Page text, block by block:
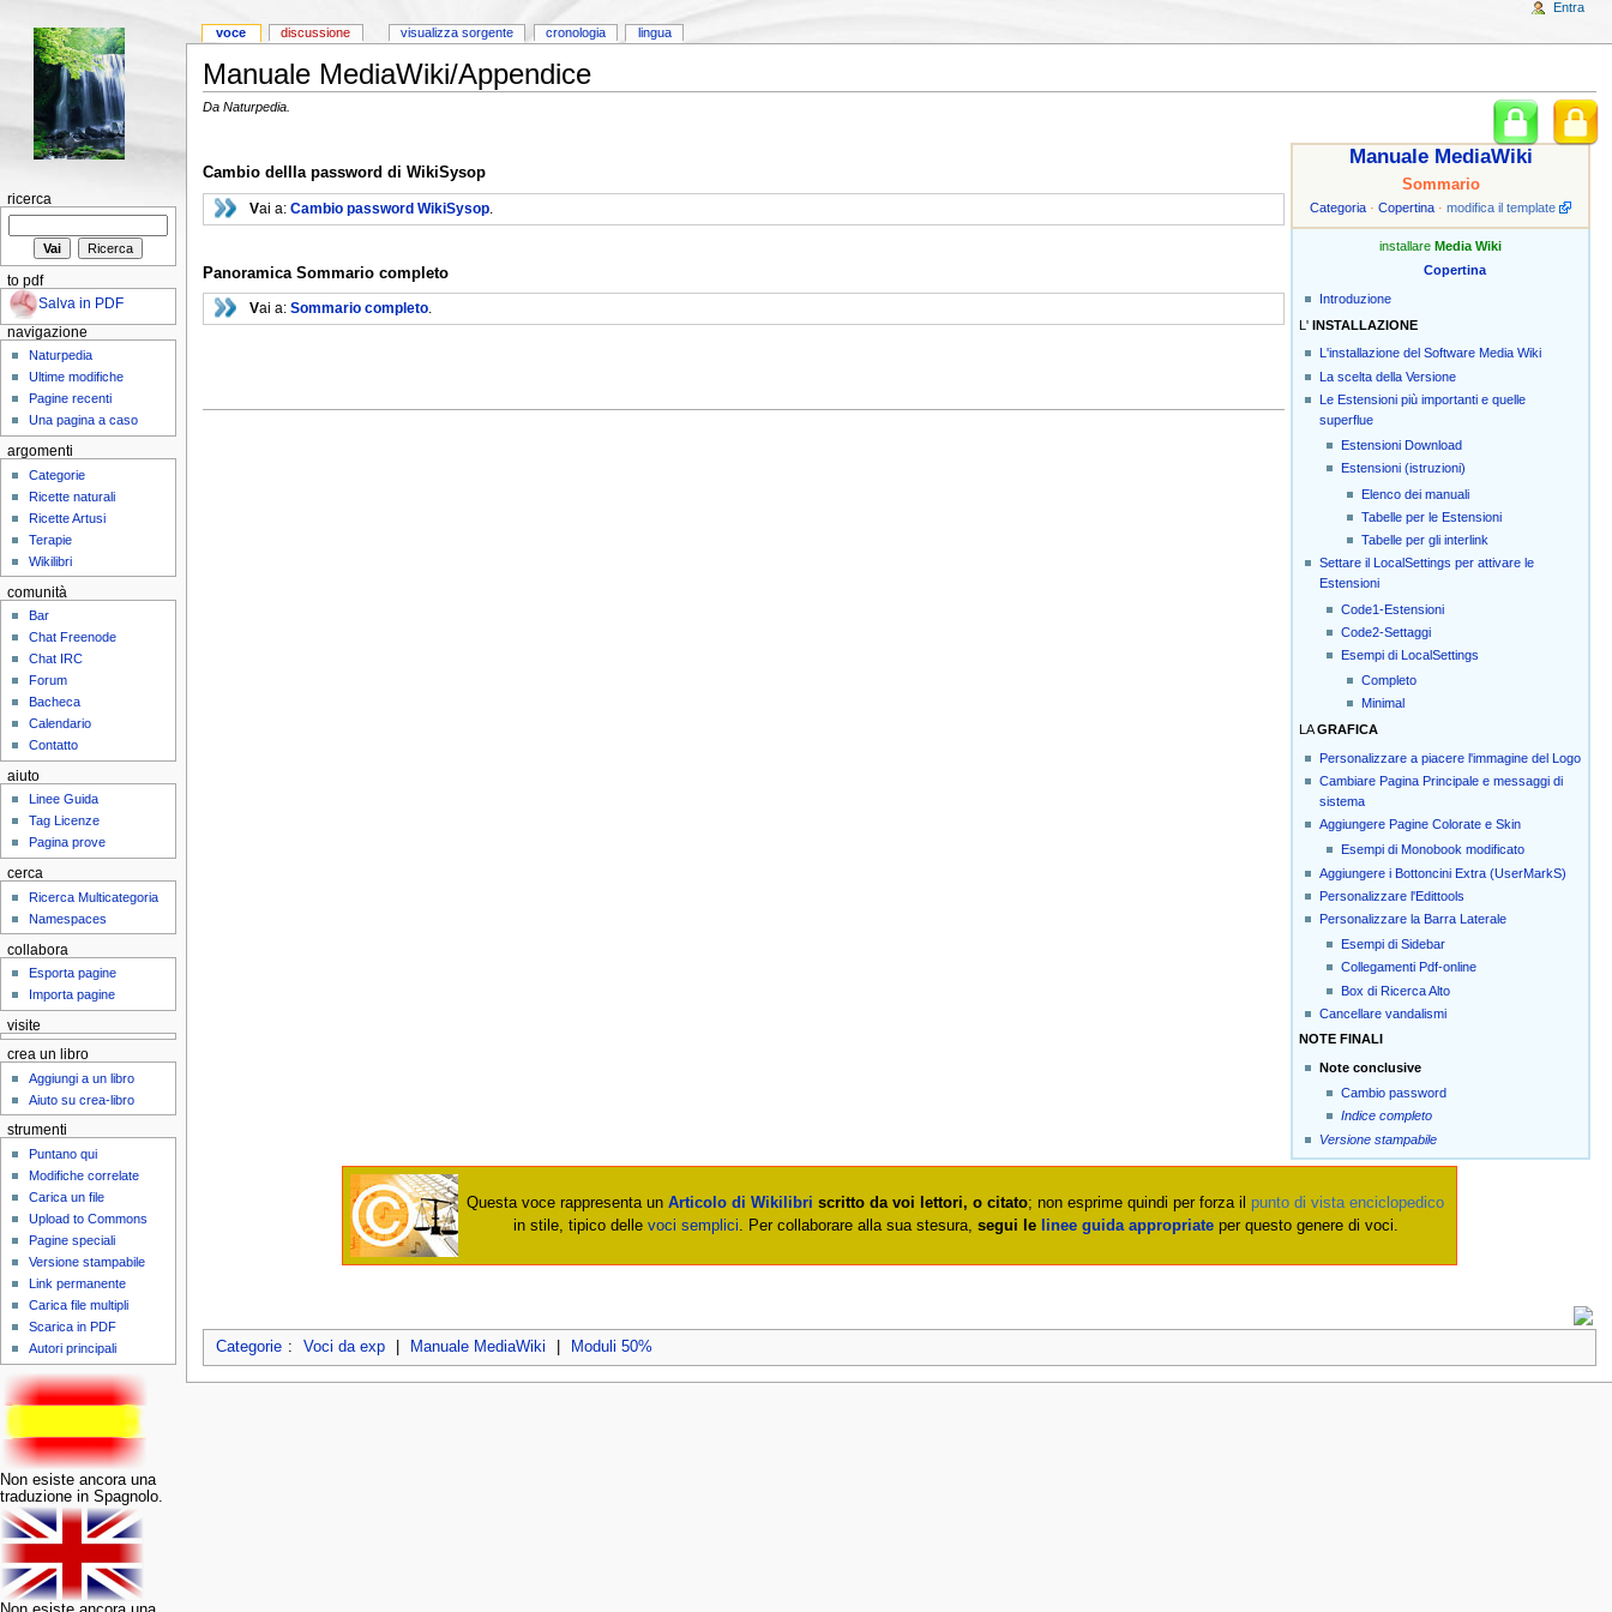
Manuale MediaWiki/Appendice
Da Naturpedia.
Manuale MediaWiki
Sommario
Categoria ·Copertina ·modifica il template
installare Media Wiki
Copertina
Introduzione
L'INSTALLAZIONE
L'installazione del Software Media Wiki
La scelta della Versione
Le Estensioni più importanti e quelle
superflue
Estensioni Download
Estensioni (istruzioni)
Elenco dei manuali
Tabelle per le Estensioni
Tabelle per gli interlink
Settare il LocalSettings per attivare le
Estensioni
Code1-Estensioni
Code2-Settaggi
Esempi di LocalSettings
Completo
Minimal
LAGRAFICA
Personalizzare a piacere l'immagine del Logo
Cambiare Pagina Principale e messaggi di
sistema
Aggiungere Pagine Colorate e Skin
Esempi di Monobook modificato
Aggiungere i Bottoncini Extra (UserMarkS)
Personalizzare l'Edittools
Personalizzare la Barra Laterale
Esempi di Sidebar
Collegamenti Pdf-online
Box di Ricerca Alto
Cancellare vandalismi
NOTE FINALI
Note conclusive
Cambio password
Indice completo
Versione stampabile
Cambio dellla password di WikiSysop
Vai a: Cambio password WikiSysop.
Panoramica Sommario completo
Vai a: Sommario completo.
Questa voce rappresenta unArticolo di Wikilibri scritto da voi lettori, o citato; non esprime quindi per forza ilpunto di vista enciclopedico
in stile, tipico delle voci semplici . Per collaborare alla sua stesura, segui le linee guida appropriateper questo genere di voci.
Categorie : Voci da exp Manuale MediaWiki Moduli 50%
voce discussione visualizza sorgente cronologia lingua
Entra
ricerca
to pdf
Salva in PDF
navigazione
Naturpedia
Ultime modifiche
Pagine recenti
Una pagina a caso
argomenti
Categorie
Ricette naturali
Ricette Artusi
Terapie
Wikilibri
comunità
Bar
Chat Freenode
Chat IRC
Forum
Bacheca
Calendario
Contatto
aiuto
Linee Guida
Tag Licenze
Pagina prove
cerca
Ricerca Multicategoria
Namespaces
collabora
Esporta pagine
Importa pagine
visite
crea un libro
Aggiungi a un libro
Aiuto su crea-libro
strumenti
Puntano qui
Modifiche correlate
Carica un file
Upload to Commons
Pagine speciali
Versione stampabile
Link permanente
Carica file multipli
Scarica in PDF
Autori principali
Non esiste ancora una
traduzione in Spagnolo.